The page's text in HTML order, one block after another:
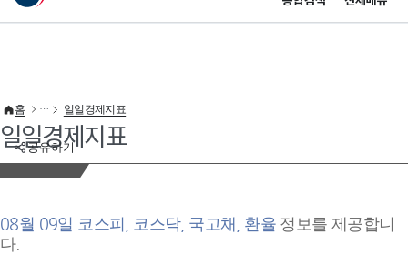
이 누리집은 대한민국 공식 전자정부 누리집입니다.
공유하기
홈 일일경제지표
일일경제지표
08월 09일 코스피, 코스닥, 국고채, 환율 정보를 제공합니
다.